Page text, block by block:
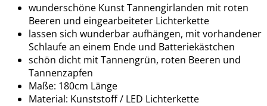
wunderschöne Kunst Tannengirlanden mit roten
Beeren und eingearbeiteter Lichterkette
lassen sich wunderbar aufhängen, mit vorhandener
Schlaufe an einem Ende und Batteriekästchen
schön dicht mit Tannengrün, roten Beeren und
Tannenzapfen
Maße: 180cm Länge
Material: Kunststoff / LED Lichterkette